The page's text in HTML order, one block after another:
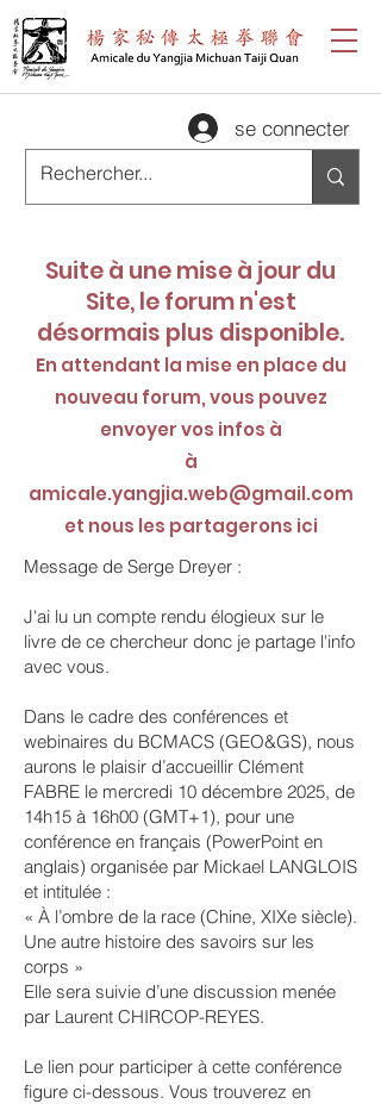
se connecter
Suite à une mise à jour du
Site, le forum n'est
désormais plus disponible.
En attendant la mise en place du
nouveau forum, vous pouvez
envoyer vos infos à
à
amicale.yangjia.web@gmail.com
et nous les partagerons ici
Message de Serge Dreyer :
J'ai lu un compte rendu élogieux sur le
livre de ce chercheur donc je partage l'info
avec vous.
Dans le cadre des conférences et
webinaires du BCMACS (GEO&GS), nous
aurons le plaisir d’accueillir Clément
FABRE le mercredi 10 décembre 2025, de
14h15 à 16h00 (GMT+1), pour une
conférence en français (PowerPoint en
anglais) organisée par Mickael LANGLOIS
et intitulée :
« À l’ombre de la race (Chine, XIXe siècle).
Une autre histoire des savoirs sur les
corps »
Elle sera suivie d’une discussion menée
par Laurent CHIRCOP-REYES.
Le lien pour participer à cette conférence
figure ci-dessous. Vous trouverez en